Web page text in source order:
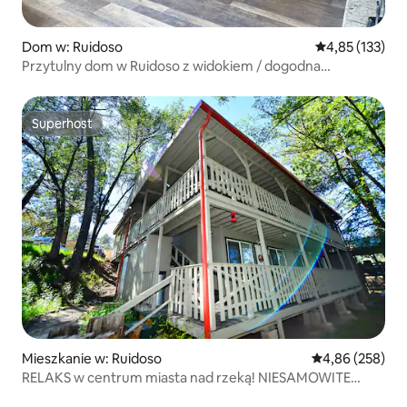
Dom w: Ruidoso Średnia
4,85 (133)
Przytulny dom w Ruidoso z widokiem / dogodna
Superhost
Superhost
Mieszkanie w: Ruidoso Średnia
4,86 (258)
RELAKS w centrum miasta nad rzeką! NIESAMOWITE